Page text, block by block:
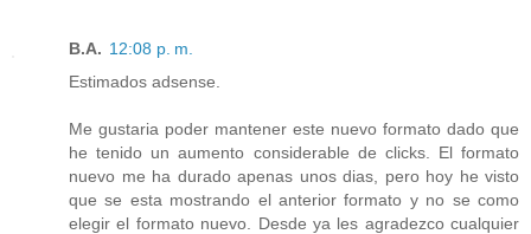
B.A. 12:08 p. m.
Estimados adsense.
Me gustaria poder mantener este nuevo formato dado que
he tenido un aumento considerable de clicks. El formato
nuevo me ha durado apenas unos dias, pero hoy he visto
que se esta mostrando el anterior formato y no se como
elegir el formato nuevo. Desde ya les agradezco cualquier